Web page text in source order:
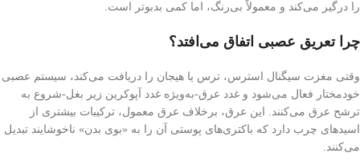
را درگیر می‌کند و معمولاً بی‌رنگ، اما کمی بدبوتر است.
چرا تعریق عصبی اتفاق می‌افتد؟
وقتی مغزت سیگنال استرس، ترس یا هیجان را دریافت می‌کند، سیستم عصبی
خودمختار فعال می‌شود و غدد عرق-به‌ویژه غدد آپوکرین زیر بغل-شروع به
ترشح عرق می‌کنند. این عرق، برخلاف عرق معمول، ترکیبات بیشتری از
اسیدهای چرب دارد که باکتری‌های پوستی آن را به «بوی بدن» ناخوشایند تبدیل
می‌کنند.